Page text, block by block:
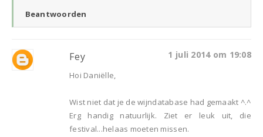
Beantwoorden
Fey 1 juli 2014 om 19:08
Hoi Daniëlle,
Wist niet dat je de wijndatabase had gemaakt ^.^
Erg handig natuurlijk. Ziet er leuk uit, die
festival...helaas moeten missen.